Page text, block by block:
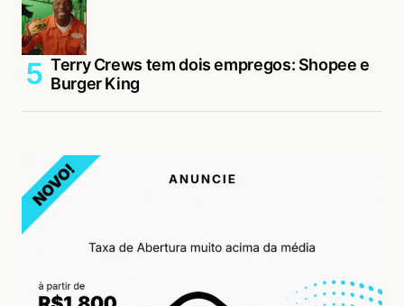
Terry Crews tem dois empregos: Shopee e
Burger King